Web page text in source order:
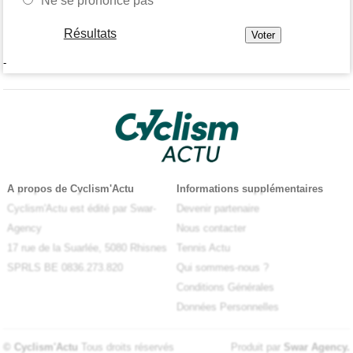
Résultats
-
A propos de Cyclism'Actu
Cyclism'Actu est édité par Swar-
Agency
17 rue de la Suarlée, 5080 Rhisnes
SPRLS BE 0836.273.820
Informations supplémentaires
Devenir partenaire
Nous contacter
Tennis Actu
Qui sommes-nous ?
Conditions Générales
Données Personnelles
© Cyclism'Actu Tous droits réservés Produit par Swar Agency.